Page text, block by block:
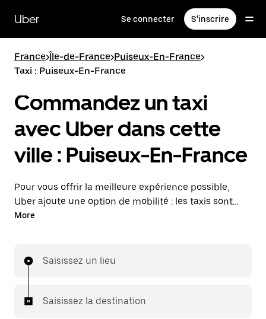
contenu
principal
Uber Se connecter S'inscrire
France>Île-de-France>Puiseux-En-France>
Taxi : Puiseux-En-France
Commandez un taxi
avec Uber dans cette
ville : Puiseux-En-France
Pour vous offrir la meilleure expérience possible,
Uber ajoute une option de mobilité : les taxis sont
maintenant disponibles dans l'application. Uber Taxi :
More
Saisissez un lieu
Saisissez la destination